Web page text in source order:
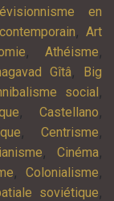
en
,Art
,Athéisme,
Gîtâ,
Big
social ,
,Castellano,
,Centrisme,
, Cinéma,
, Colonialisme,
soviétique,